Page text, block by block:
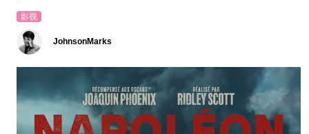
影视
JohnsonMarks